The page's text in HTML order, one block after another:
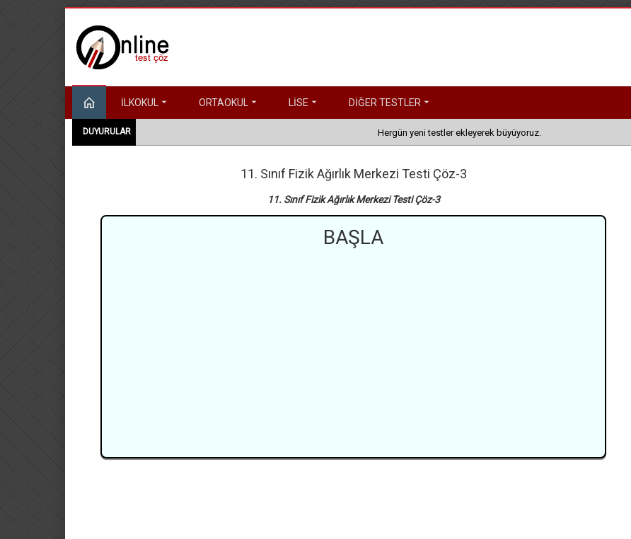
İLKOKUL ORTAOKUL LİSE DİĞER TESTLER
DUYURULAR Hergün yeni testler ekleyerek büyüyoruz.
11. Sınıf Fizik Ağırlık Merkezi Testi Çöz-3
11. Sınıf Fizik Ağırlık Merkezi Testi Çöz-3
BAŞLA